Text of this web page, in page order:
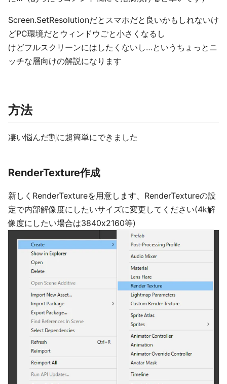
Screen.SetResolutionだとスマホだと良いかもしれないけ
どPC環境だとウィンドウごと小さくなるし
けどフルスクリーンにはしたくないし…というちょっとニ
ッチな層向けの解説になります
方法
凄い悩んだ割に超簡単にできました
RenderTexture作成
新しくRenderTextureを用意します、RenderTextureの設
定で内部解像度にしたいサイズに変更してください(4k解
像度にしたい場合は3840x2160等)